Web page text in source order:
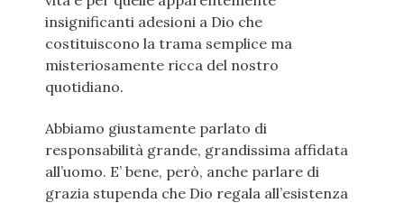
insignificanti adesioni a Dio che
costituiscono la trama semplice ma
misteriosamente ricca del nostro
quotidiano.
Abbiamo giustamente parlato di
responsabilità grande, grandissima affidata
all’uomo. E’ bene, però, anche parlare di
grazia stupenda che Dio regala all’esistenza